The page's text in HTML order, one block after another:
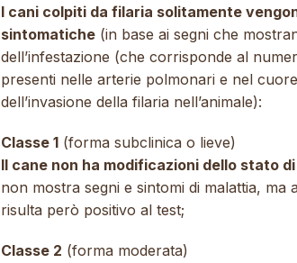
I cani colpiti da filaria solitamente
sintomatiche (in base ai segni che
dell’infestazione (che corrisponde al
presenti nelle arterie polmonari e nel
dell’invasione della filaria nell’animale):
Classe 1 (forma subclinica o lieve)
Il cane non ha modificazioni dello stato
non mostra segni e sintomi di malattia, ma
risulta però positivo al test;
Classe 2 (forma moderata)